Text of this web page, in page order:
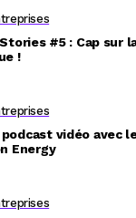
#5 : Cap sur
!
podcast vidéo avec
Energy